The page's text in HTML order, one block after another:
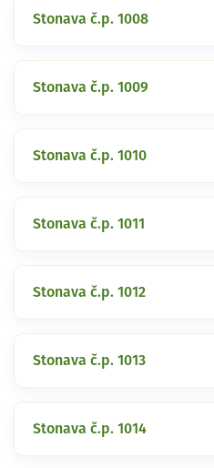
Stonava č.p. 1008
Stonava č.p. 1009
Stonava č.p. 1010
Stonava č.p. 1011
Stonava č.p. 1012
Stonava č.p. 1013
Stonava č.p. 1014